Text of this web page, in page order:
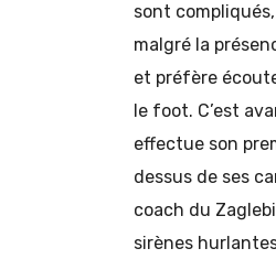
sont
malgré la
et préfère
le foot. C’est
effectue son
dessus de ses
coach du
sirènes